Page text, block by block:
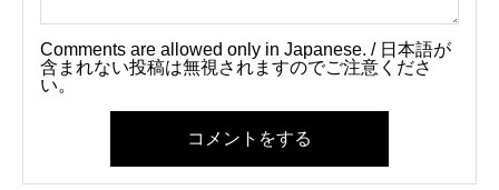
Comments are allowed only in Japanese. / 日本語が
含まれない投稿は無視されますのでご注意くださ
い。
コメントをする